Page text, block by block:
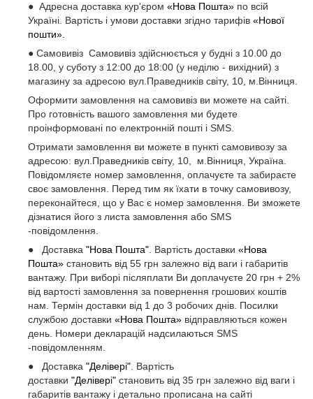
● Адресна доставка кур'єром «Нова Пошта» по всій
Україні. Вартість і умови доставки згідно тарифів «Нової
пошти».
● Самовивіз Самовивіз здійснюється у будні з 10.00 до
18.00, у суботу з 12:00 до 18:00 (у неділю - вихідний) з
магазину за адресою вул.Праведників світу, 10, м.Вінниця.
Оформити замовлення на самовивіз ви можете на сайті.
Про готовність вашого замовлення ми будете
проінформовані по електронній пошті і SMS.
Отримати замовлення ви можете в пункті самовивозу за
адресою: вул.Праведників світу, 10, м.Вінниця, Україна.
Повідомляєте номер замовлення, оплачуєте та забираєте
своє замовлення. Перед тим як їхати в точку самовивозу,
переконайтеся, що у Вас є номер замовлення. Ви зможете
дізнатися його з листа замовлення або SMS
-повідомлення.
● Доставка "Нова Пошта" . Вартість доставки «Нова
Пошта» становить від 55 грн залежно від ваги і габаритів
вантажу. При виборі післяплати Ви доплачуєте 20 грн + 2%
від вартості замовлення за повернення грошових коштів
нам. Термін доставки від 1 до 3 робочих днів. Посилки
службою доставки «Нова Пошта» відправляються кожен
день. Номери декларацій надсилаються SMS
-повідомленням.
● Доставка "Делівері" . Вартість
доставки "Делівері" становить від 35 грн залежно від ваги і
габаритів вантажу і детально прописана на сайті